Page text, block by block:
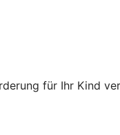
für Ihr Kind